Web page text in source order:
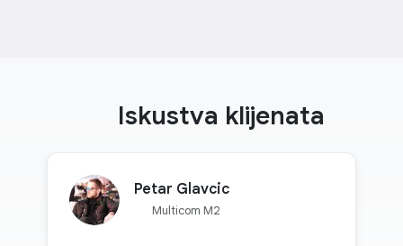
Iskustva klijenata
Petar Glavcic
Multicom M2